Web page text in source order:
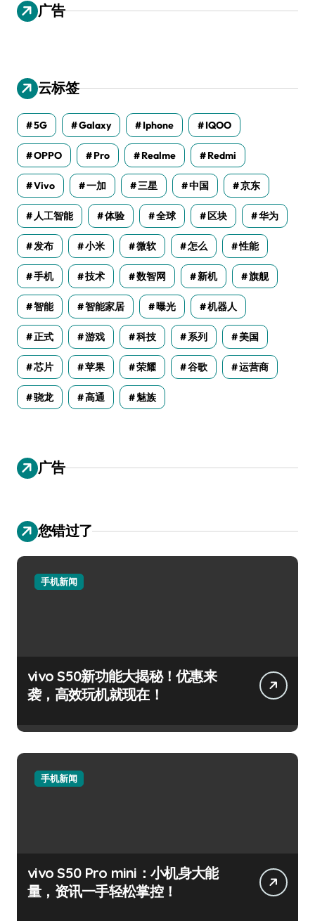
广告
云标签
5G Galaxy Iphone IQOO
OPPO Pro Realme Redmi
Vivo 一加 三星 中国 京东
人工智能 体验 全球 区块 华为
发布 小米 微软 怎么 性能
手机 技术 数智网 新机 旗舰
智能 智能家居 曝光 机器人
正式 游戏 科技 系列 美国
芯片 苹果 荣耀 谷歌 运营商
骁龙 高通 魅族
广告
您错过了
手机新闻
vivo S50新功能大揭秘！优惠来
袭，高效玩机就现在！
手机新闻
vivo S50 Pro mini：小机身大能
量，资讯一手轻松掌控！